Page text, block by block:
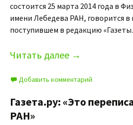
состоится 25 марта 2014 года в
имени Лебедева РАН, говорится в
поступившем в редакцию
Читать далее →
Добавить комментарий
Газета.ру: «Это
РАН»